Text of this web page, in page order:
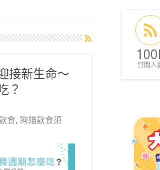
接新生命～
？
食, 狗貓飲食須
訂閱人